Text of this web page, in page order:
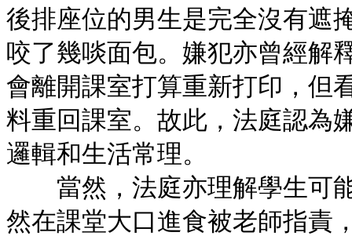
後排座位的男生是完全沒有遮
咬了幾啖面包。嫌犯亦曾經解
會離開課室打算重新打印，但
料重回課室。故此，法庭認為
邏輯和生活常理。
當然，法庭亦理解學生可能
然在課堂大口進食被老師指責